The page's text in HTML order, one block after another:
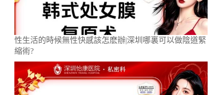
性生活的時候無性快感該怎麽辦|深圳哪裏可以做陰道緊
縮術?